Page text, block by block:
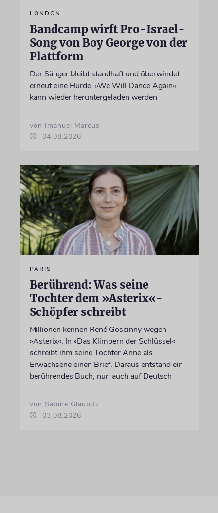
LONDON
Bandcamp wirft Pro-Israel-
Song von Boy George von der
Plattform
Der Sänger bleibt standhaft und überwindet
erneut eine Hürde. »We Will Dance Again«
kann wieder heruntergeladen werden
von Imanuel Marcus
04.08.2026
PARIS
Berührend: Was seine
Tochter dem »Asterix«-
Schöpfer schreibt
Millionen kennen René Goscinny wegen
»Asterix«. In »Das Klimpern der Schlüssel«
schreibt ihm seine Tochter Anne als
Erwachsene einen Brief. Daraus entstand ein
berührendes Buch, nun auch auf Deutsch
von Sabine Glaubitz
03.08.2026